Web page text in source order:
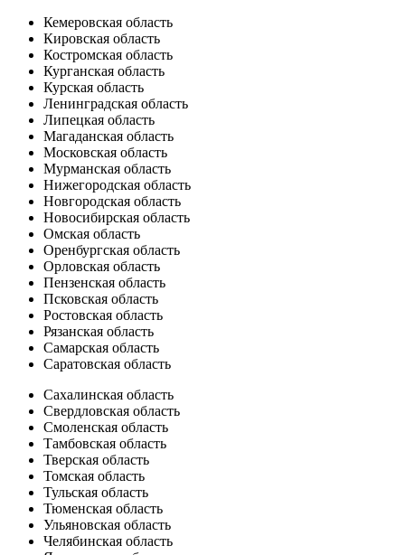
Кемеровская область
Кировская область
Костромская область
Курганская область
Курская область
Ленинградская область
Липецкая область
Магаданская область
Московская область
Мурманская область
Нижегородская область
Новгородская область
Новосибирская область
Омская область
Оренбургская область
Орловская область
Пензенская область
Псковская область
Ростовская область
Рязанская область
Самарская область
Саратовская область
Сахалинская область
Свердловская область
Смоленская область
Тамбовская область
Тверская область
Томская область
Тульская область
Тюменская область
Ульяновская область
Челябинская область